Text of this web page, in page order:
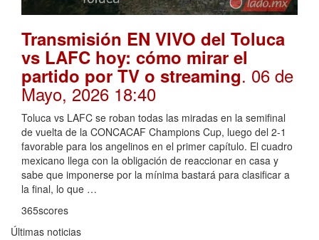
Transmisión EN VIVO del Toluca
vs LAFC hoy: cómo mirar el
partido por TV o streaming. 06 de
Mayo, 2026 18:40
Toluca vs LAFC se roban todas las miradas en la semifinal
de vuelta de la CONCACAF Champions Cup, luego del 2-1
favorable para los angelinos en el primer capítulo. El cuadro
mexicano llega con la obligación de reaccionar en casa y
sabe que imponerse por la mínima bastará para clasificar a
la final, lo que …
365scores
Últimas noticias